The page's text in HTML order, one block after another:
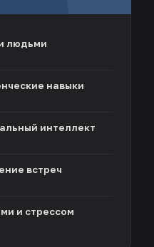
людьми
навыки
интеллект
встреч
и стрессом